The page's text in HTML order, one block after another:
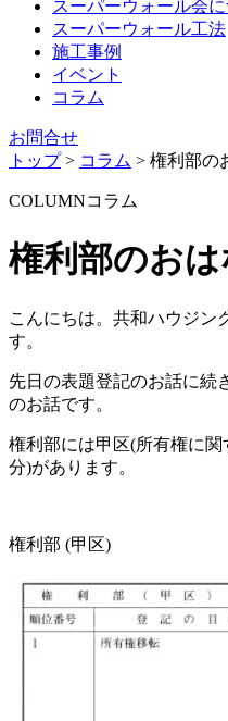
スーパーウォール会
スーパーウォール工法
施工事例
イベント
コラム
お問合せ
トップ> コラム > 権利部の
COLUMNコラム
権利部のおは
こんにちは。共和ハウジン
す。
先日の表題登記のお話に続
のお話です。
権利部には甲区(所有権に
分)があります。
権利部 (甲区)